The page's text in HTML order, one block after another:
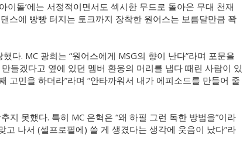
이돌’에는 서정적이면서도 섹시한 무드로 돌아온 무대 천재
스에 빵빵 터지는 토크까지 장착한 원어스는 보름달만큼 꽉
다. MC 광희는 “원어스에게 MSG의 향이 난다”라며 포문을
들겠다고 옆에 있던 멤버 환웅의 머리를 냅다 때린 사람이 있
고민을 하더라”라며 “안타까워서 내가 에피소드를 만들어 줄
지 못했다. 특히 MC 은혁은 “왜 하필 그런 독한 방법을”이라
고 나서 (셀프로필에) 쓸 게 생겼다는 생각에 웃음이 났다”라